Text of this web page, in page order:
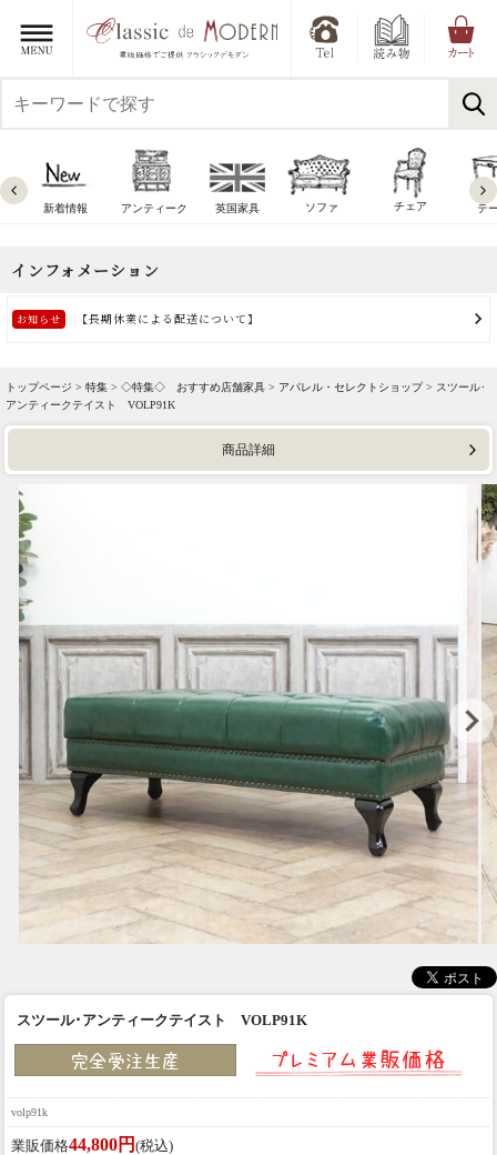
新着情報 アンティーク 英国家具 ソファ チェア テ
トップページ > 特集 > ◇特集◇ おすすめ店舗家具 > アパレル・セレクトショップ> スツール･
アンティークテイスト VOLP91K
商品詳細
スツール･アンティークテイスト VOLP91K
volp91k
業販価格44,800円 (税込)